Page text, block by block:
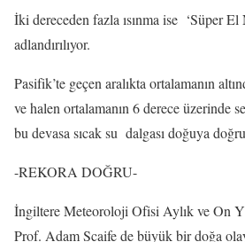
İki dereceden fazla ısınma ise ‘Süper El
adlandırılıyor.
Pasifik’te geçen aralıkta ortalamanın
ve halen ortalamanın 6 derece üzerinde
bu devasa sıcak su dalgası doğuya
-REKORA DOĞRU-
İngiltere Meteoroloji Ofisi Aylık ve On
Prof. Adam Scaife de büyük bir doğa